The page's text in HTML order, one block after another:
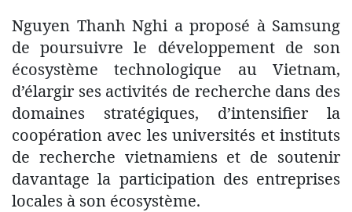
Nguyen Thanh Nghi a proposé à Samsung
de poursuivre le développement de son
écosystème technologique au Vietnam,
d’élargir ses activités de recherche dans des
domaines stratégiques, d’intensifier la
coopération avec les universités et instituts
de recherche vietnamiens et de soutenir
davantage la participation des entreprises
locales à son écosystème.